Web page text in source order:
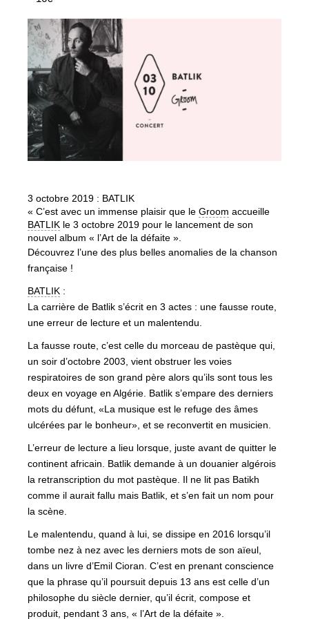
3 octobre 2019 : BATLIK
« C’est avec un immense plaisir que le Groom accueille
BATLIK le 3 octobre 2019 pour le lancement de son
nouvel album « l’Art de la défaite ».
Découvrez l’une des plus belles anomalies de la chanson
française !
BATLIK :
La carrière de Batlik s’écrit en 3 actes : une fausse route,
une erreur de lecture et un malentendu.
La fausse route, c’est celle du morceau de pastèque qui,
un soir d’octobre 2003, vient obstruer les voies
respiratoires de son grand père alors qu’ils sont tous les
deux en voyage en Algérie. Batlik s’empare des derniers
mots du défunt, «La musique est le refuge des âmes
ulcérées par le bonheur», et se reconvertit en musicien.
L’erreur de lecture a lieu lorsque, juste avant de quitter le
continent africain. Batlik demande à un douanier algérois
la retranscription du mot pastèque. Il ne lit pas Batikh
comme il aurait fallu mais Batlik, et s’en fait un nom pour
la scène.
Le malentendu, quand à lui, se dissipe en 2016 lorsqu’il
tombe nez à nez avec les derniers mots de son aïeul,
dans un livre d’Emil Cioran. C’est en prenant conscience
que la phrase qu’il poursuit depuis 13 ans est celle d’un
philosophe du siècle dernier, qu’il écrit, compose et
produit, pendant 3 ans, « l’Art de la défaite ».